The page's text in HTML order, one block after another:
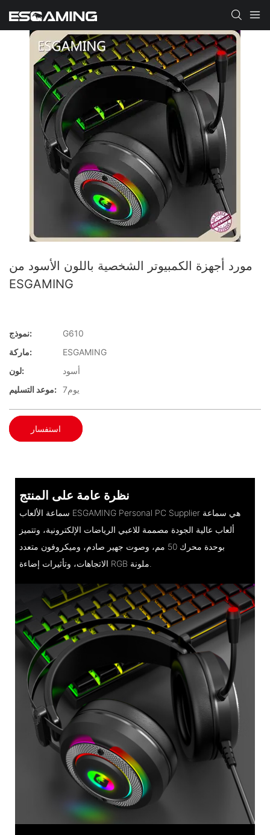
مورد أجهزة الكمبيوتر الشخصية باللون الأسود من
ESGAMING
نموذج:
G610
ماركة:
ESGAMING
لون:
أسود
موعد التسليم:
يوم7
استفسار
نظرة عامة على المنتج
سماعة الألعاب ESGAMING Personal PC Supplier هي سماعة
ألعاب عالية الجودة مصممة للاعبي الرياضات الإلكترونية، وتتميز
بوحدة محرك 50 مم، وصوت جهير صادم، وميكروفون متعدد